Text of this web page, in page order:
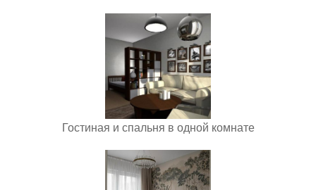
Гостиная и спальня в одной комнате